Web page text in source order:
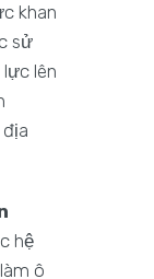
khan
sử
lên
hệ
ô